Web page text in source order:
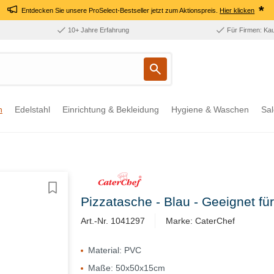
Entdecken Sie unsere ProSelect-Bestseller jetzt zum Aktionspreis.Hier klicken *
10+ Jahre Erfahrung Für Firmen:
Edelstahl Einrichtung & Bekleidung Hygiene & Waschen
Pizzatasche - Blau - Geeignet
Art.-Nr. 1041297 Marke: CaterChef
Material: PVC
Maße: 50x50x15cm